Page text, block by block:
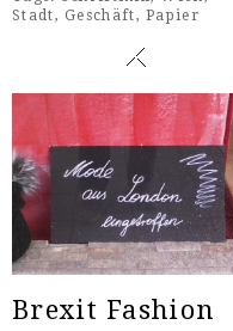
Stadt,Geschäft,Papier
Brexit Fashion